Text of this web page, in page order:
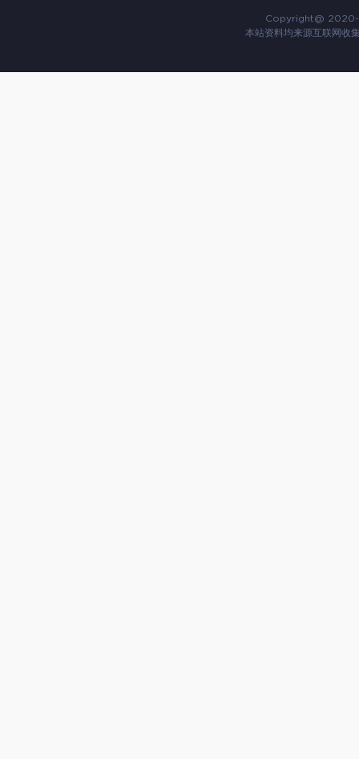
Copyright@ 2020-
本站资料均来源互联网收